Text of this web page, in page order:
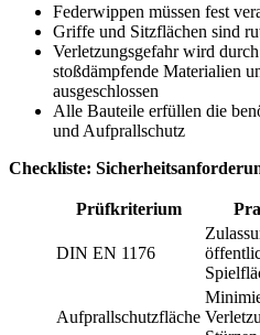
Federwippen müssen fest
Griffe und Sitzflächen sind
Verletzungsgefahr wird
stoßdämpfende Materialien
ausgeschlossen
Alle Bauteile erfüllen die
und Aufprallschutz
Checkliste:
Prüfkriterium
DIN EN 1176
Aufprallschutzfläche